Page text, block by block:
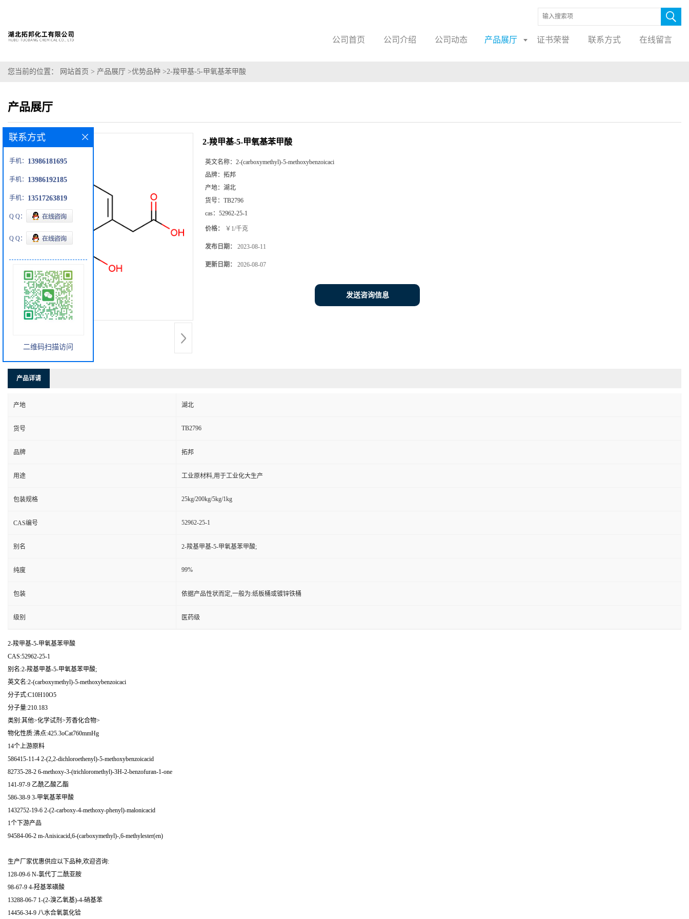
公司首页 公司介绍 公司动态 产品展厅 证书荣誉 联系方式 在线留言
您当前的位置： 网站首页 > 产品展厅 >优势品种 >2-羧甲基-5-甲氧基苯甲酸
产品展厅
2-羧甲基-5-甲氧基苯甲酸
英文名称： 2-(carboxymethyl)-5-methoxybenzoicaci
品牌： 拓邦
产地： 湖北
货号： TB2796
cas： 52962-25-1
价格： ￥1/千克
发布日期： 2023-08-11
更新日期： 2026-08-07
发送咨询信息
产品详请
产地 湖北
货号 TB2796
品牌 拓邦
用途 工业原材料,用于工业化大生产
包装规格 25kg/200kg/5kg/1kg
CAS编号 52962-25-1
别名 2-羧基甲基-5-甲氧基苯甲酸;
纯度 99%
包装 依据产品性状而定,一般为:纸板桶或镀锌铁桶
级别 医药级
2-羧甲基-5-甲氧基苯甲酸
CAS:52962-25-1
别名:2-羧基甲基-5-甲氧基苯甲酸;
英文名:2-(carboxymethyl)-5-methoxybenzoicaci
分子式:C10H10O5
分子量:210.183
类别:其他>化学试剂>芳香化合物>
物化性质:沸点:425.3oCat760mmHg
14个上游原料
586415-11-4 2-(2,2-dichloroethenyl)-5-methoxybenzoicacid
82735-28-2 6-methoxy-3-(trichloromethyl)-3H-2-benzofuran-1-one
141-97-9 乙酰乙酸乙酯
586-38-9 3-甲氧基苯甲酸
1432752-19-6 2-(2-carboxy-4-methoxy-phenyl)-malonicacid
1个下游产品
94584-06-2 m-Anisicacid,6-(carboxymethyl)-,6-methylester(en)
生产厂家优惠供应以下品种,欢迎咨询:
128-09-6 N-氯代丁二酰亚胺
98-67-9 4-羟基苯磺酸
13288-06-7 1-(2-溴乙氧基)-4-硝基苯
14456-34-9 八水合氧氯化铪
联系方式
手机： 13986181695
手机： 13986192185
手机： 13517263819
Q Q：
Q Q：
二维码扫描访问